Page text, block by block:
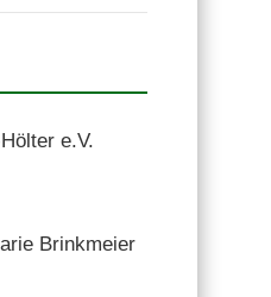
e.V.
Brinkmeier